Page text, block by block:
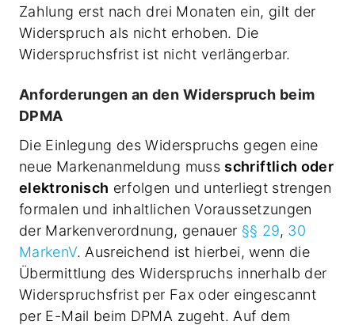
Zahlung erst nach drei Monaten ein, gilt der
Widerspruch als nicht erhoben. Die
Widerspruchsfrist ist nicht verlängerbar.
Anforderungen an den Widerspruch beim
DPMA
Die Einlegung des Widerspruchs gegen eine
neue Markenanmeldung muss schriftlich oder
elektronisch erfolgen und unterliegt strengen
formalen und inhaltlichen Voraussetzungen
der Markenverordnung, genauer §§ 29, 30
MarkenV. Ausreichend ist hierbei, wenn die
Übermittlung des Widerspruchs innerhalb der
Widerspruchsfrist per Fax oder eingescannt
per E-Mail beim DPMA zugeht. Auf dem